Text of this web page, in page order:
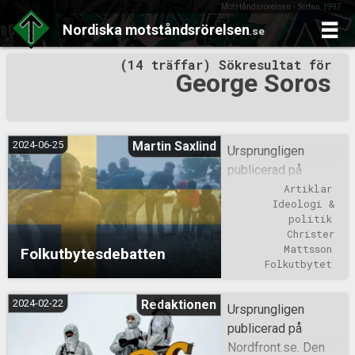
Motståndsrörelsen - Sedan 1997
Nordiska motståndsrörelsen.se
to
content
(14 träffar) Sökresultat för
George Soros
Folkutbytesdebatten
2024-06-25 Martin Saxlind
Ursprungligen
publicerad på
Nordfront.se.
Expressen
publicerade i
måndags (den 3 juni
reds. anm) en
Jimmie Åkesson
där han berörde
frågan om
Artiklar
Ideologi &
politik
Christer
Mattsson
Folkutbytet
2024-02-22 Redaktionen
Ursprungligen
publicerad på
Nordfront.se. Den